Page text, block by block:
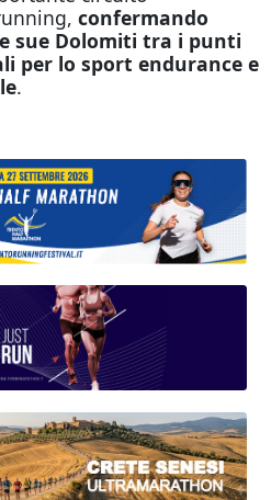
confermando
sue Dolomiti tra i punti
per lo sport endurance e
.